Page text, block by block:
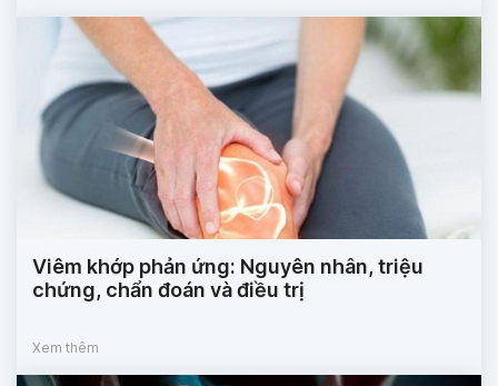
Viêm khớp phản ứng: Nguyên nhân, triệu
chứng, chẩn đoán và điều trị
Xem thêm